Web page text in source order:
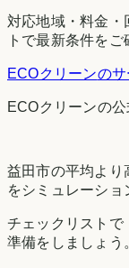
対応地域・料金・
トで最新条件をご
ECOクリーンの
ECOクリーンの
益田市の平均より
をシミュレーショ
チェックリストで
準備をしましょう